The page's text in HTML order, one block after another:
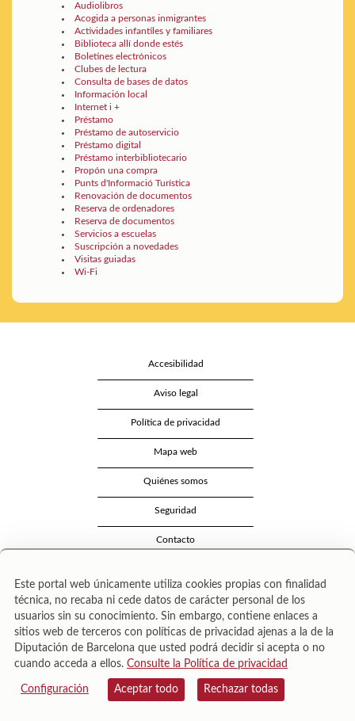
Audiolibros
Acogida a personas inmigrantes
Actividades infantiles y familiares
Biblioteca allí donde estés
Boletines electrónicos
Clubes de lectura
Consulta de bases de datos
Información local
Internet i +
Préstamo
Préstamo de autoservicio
Préstamo digital
Préstamo interbibliotecario
Propón una compra
Punts d'Informació Turística
Renovación de documentos
Reserva de ordenadores
Reserva de documentos
Servicios a escuelas
Suscripción a novedades
Visitas guiadas
Wi-Fi
Accesibilidad
Aviso legal
Política de privacidad
Mapa web
Quiénes somos
Seguridad
Contacto
Área de Cultura – Gerència de Serveis de Biblioteques. Zamora, 73. 08018 Barcelona. Tel:
943 022 222.
© Il·lustracions: Txesco Montalt · Esther Pradell · Agustín Comotto · David Maynar · Pam
Este portal web únicamente utiliza cookies propias con finalidad
técnica, no recaba ni cede datos de carácter personal de los
usuarios sin su conocimiento. Sin embargo, contiene enlaces a
sitios web de terceros con políticas de privacidad ajenas a la de la
Diputación de Barcelona que usted podrá decidir si acepta o no
cuando acceda a ellos. Consulte la Política de privacidad
Configuración Aceptar todo Rechazar todas